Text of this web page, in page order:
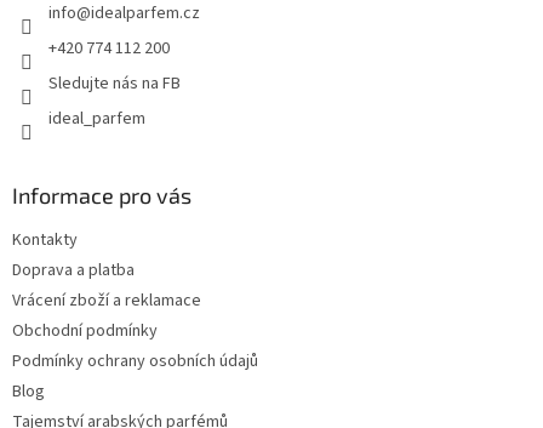
info@idealparfem.cz
+420 774 112 200
Sledujte nás na FB
ideal_parfem
Informace pro vás
Kontakty
Doprava a platba
Vrácení zboží a reklamace
Obchodní podmínky
Podmínky ochrany osobních údajů
Blog
Tajemství arabských parfémů